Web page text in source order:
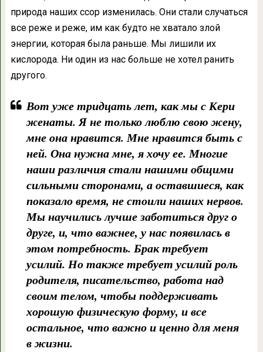
природа наших ссор изменилась. Они стали случаться
все реже и реже, им как будто не хватало злой
энергии, которая была раньше. Мы лишили их
кислорода. Ни один из нас больше не хотел ранить
другого.
Вот уже тридцать лет, как мы с Кери
женаты. Я не только люблю свою жену,
мне она нравится. Мне нравится быть с
ней. Она нужна мне, я хочу ее. Многие
наши различия стали нашими общими
сильными сторонами, а оставшиеся, как
показало время, не стоили наших нервов.
Мы научились лучше заботиться друг о
друге, и, что важнее, у нас появилась в
этом потребность. Брак требует
усилий. Но также требует усилий роль
родителя, писательство, работа над
своим телом, чтобы поддерживать
хорошую физическую форму, и все
остальное, что важно и ценно для меня
в жизни.